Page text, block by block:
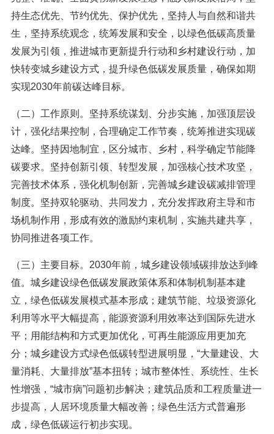
持生态优先、节约优先、保护优先，坚持人与自然和谐共
生，坚持系统观念，统筹发展和安全，以绿色低碳高质量
发展为引领，推进城市更新提升行动和乡村建设行动，加
快转变城乡建设方式，提升绿色低碳发展质量，确保如期
实现2030年前碳达峰目标。
（二）工作原则。坚持系统谋划、分步实施，加强顶层设
计，强化结果控制，合理确定工作节奏，统筹推进实现碳
达峰。坚持因地制宜，区分城市、乡村，科学确定节能降
碳要求。坚持创新引领、转型发展，加强核心技术攻坚，
完善技术体系，强化机制创新，完善城乡建设碳减排管理
制度。坚持双轮驱动、共同发力，充分发挥政府主导和市
场机制作用，形成有效的激励约束机制，实施共建共享，
协同推进各项工作。
（三）主要目标。2030年前，城乡建设领域碳排放达到峰
值。城乡建设绿色低碳发展政策体系和体制机制基本建
立，绿色低碳发展模式基本形成；建筑节能、垃圾资源化
利用等水平大幅提高，能源资源利用效率达到国际先进水
平；用能结构和方式更加优化，可再生能源应用更加充
分；城乡建设方式绿色低碳转型进展明显，“大量建设、大
量消耗、大量排放”基本扭转；城市整体性、系统性、生长
性增强，“城市病”问题初步解决；建筑品质和工程质量进一
步提高，人居环境质量大幅改善；绿色生活方式普遍形
成，绿色低碳运行初步实现。